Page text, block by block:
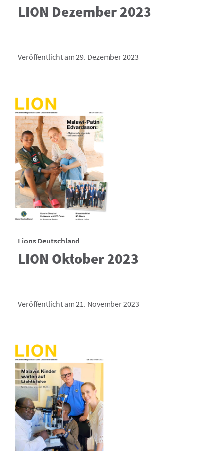
LION Dezember 2023
Veröffentlicht am 29. Dezember 2023
Lions Deutschland
LION Oktober 2023
Veröffentlicht am 21. November 2023